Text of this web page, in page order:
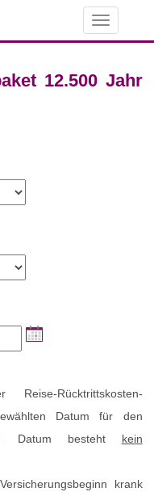
Toggle
navigation
12.500 Jahr
Rücktrittskosten-
Datum für den
Datum besteht kein
krank